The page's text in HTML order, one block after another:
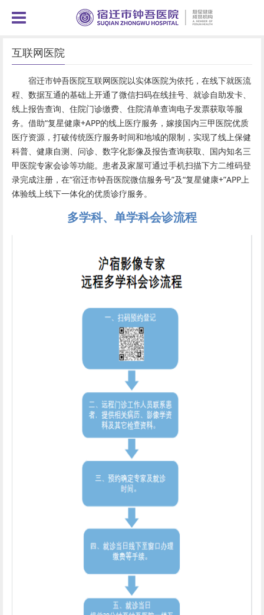
互联网医院
宿迁市钟吾医院互联网医院以实体医院为依托，在线下就医流
程、数据互通的基础上开通了微信扫码在线挂号、就诊自助发卡、
线上报告查询、住院门诊缴费、住院清单查询电子发票获取等服
务。借助“复星健康+APP的线上医疗服务，嫁接国内三甲医院优质
医疗资源，打破传统医疗服务时间和地域的限制，实现了线上保健
科普、健康自测、问诊、数字化影像及报告查询获取、国内知名三
甲医院专家会诊等功能。患者及家屋可通过手机扫描下方二维码登
录完成注册，在“宿迁市钟吾医院微信服务号”及“复星健康+”APP上
体验线上线下一体化的优质诊疗服务。
多学科、单学科会诊流程